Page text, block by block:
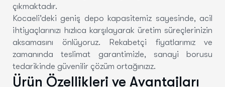
çıkmaktadır.
Kocaeli’deki geniş depo kapasitemiz sayesinde, acil
ihtiyaçlarınızı hızlıca karşılayarak üretim süreçlerinizin
aksamasını önlüyoruz. Rekabetçi fiyatlarımız ve
zamanında teslimat garantimizle, sanayi borusu
tedarikinde güvenilir çözüm ortağınızız.
Ürün Özellikleri ve Avantajları